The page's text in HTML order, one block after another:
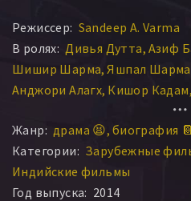
Режиссер: Sandeep A. Varma
В ролях: Дивья Дутта Азиф
Шишир Шарма Яшпал Шарма
Анджори Алагх Кишор Кадам
Saksham Dayma
Ом Пракаш Girish Sahdev
Satiiysh Saarathy Sasho
Жанр: драма 😫 биография 📔
Категории: Зарубежные
Индийские фильмы
Год выпуска: 2014